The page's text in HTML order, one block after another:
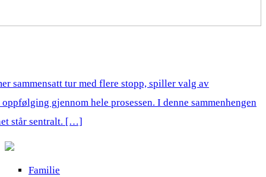
sammensatt tur med flere stopp, spiller valg av
gjennom hele prosessen. I denne sammenhengen
står sentralt. […]
Familie